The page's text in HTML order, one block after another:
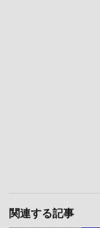
関連する記事